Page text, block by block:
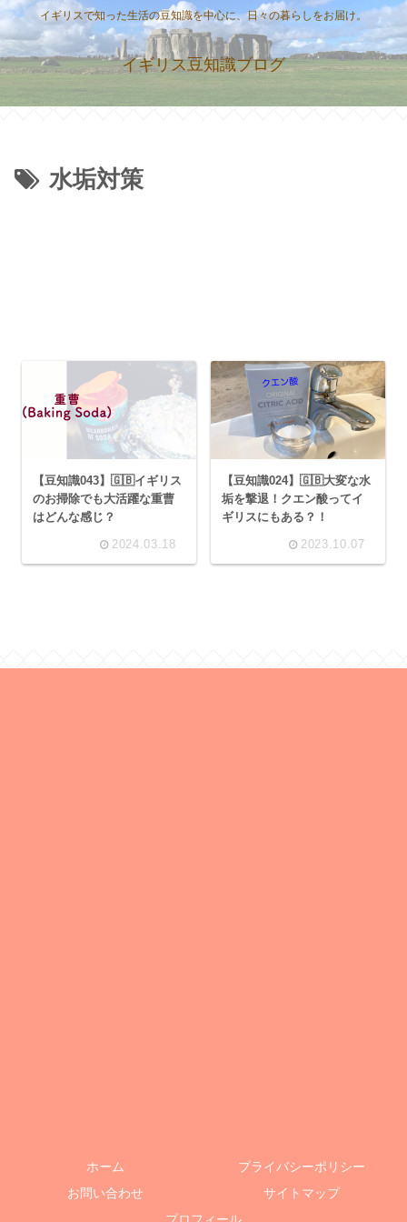
イギリスで知った生活の豆知識を中心に、日々の暮らしをお届け。
イギリス豆知識ブログ
水垢対策
【豆知識043】🇬🇧イギリス
のお掃除でも大活躍な重曹
はどんな感じ？
2024.03.18
【豆知識024】🇬🇧大変な水
垢を撃退！クエン酸ってイ
ギリスにもある？！
2023.10.07
ホーム
プライバシーポリシー
お問い合わせ
サイトマップ
プロフィール